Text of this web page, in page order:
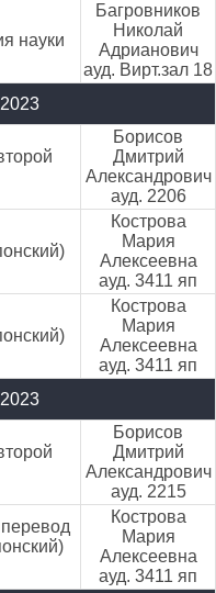
науки
Багровников
Николай
Адрианович
ауд. Вирт.зал 18
Борисов
Дмитрий
Александрович
ауд. 2206
Кострова
Мария
Алексеевна
ауд. 3411 яп
Кострова
Мария
Алексеевна
ауд. 3411 яп
Борисов
Дмитрий
Александрович
ауд. 2215
Кострова
Мария
Алексеевна
ауд. 3411 яп